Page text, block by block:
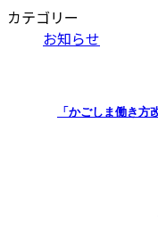
カテゴリー
お知らせ
「かごしま働き